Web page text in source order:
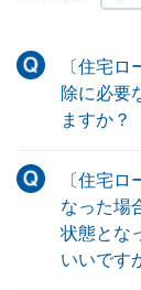
〔住宅
除に必要
ますか？
〔住宅
なった場
状態とな
いいです